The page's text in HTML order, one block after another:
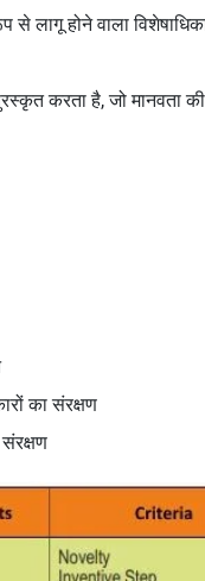
लागू होने वाला
करता है, जो मानवता
का संरक्षण